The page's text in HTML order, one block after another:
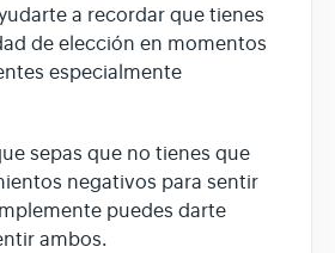
a recordar que tienes
de elección en momentos
especialmente
sepas que no tienes que
negativos para sentir
puedes darte
ambos.